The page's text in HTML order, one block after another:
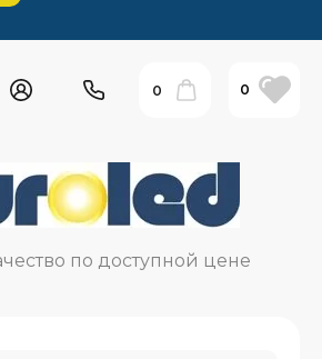
0 0
по доступной цене